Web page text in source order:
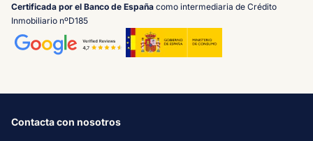
Certificada por el Banco de España como intermediaria de Crédito
Inmobiliario nºD185
Contacta con nosotros